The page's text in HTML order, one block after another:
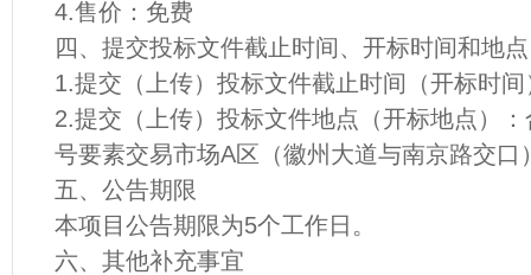
4.售价：免费
四、提交投标文件截止时间、开标时间和地点
1.提交（上传）投标文件截止时间（开标时
2.提交（上传）投标文件地点（开标地点）
号要素交易市场A区（徽州大道与南京路交口
五、公告期限
本项目公告期限为5个工作日。
六、其他补充事宜